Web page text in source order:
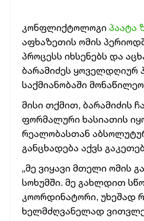
კონფლიქტოლოგი პაატა
აფხაზეთის ომის
პროცესს იხსენებს და
ბარამიძეს ყოველდღიურ
საქმიანობაში
მისი თქმით, ბარამიძის
ფორმალური ხასიათის
რეალობასთან
განცხადება აქვს
„მე ვიყავი მთელი ომის
სოხუმში. მე გახლდით
კოორდინატორი, უხეშად
ხელმძღვანელად